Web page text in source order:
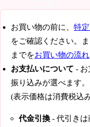
お買い物の前に、 特
をご確認ください。
までをお買い物の流れ
お支払いについて - お
振り込みが選べます
(表示価格は消費税込
代金引換 - 代引き